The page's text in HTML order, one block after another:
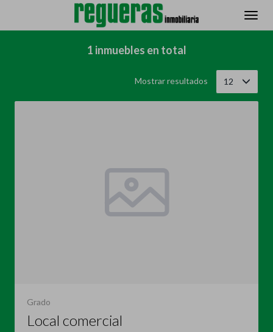
Filtrar Ordenar
1 inmuebles en total
Mostrar resultados 12
Grado
Local comercial